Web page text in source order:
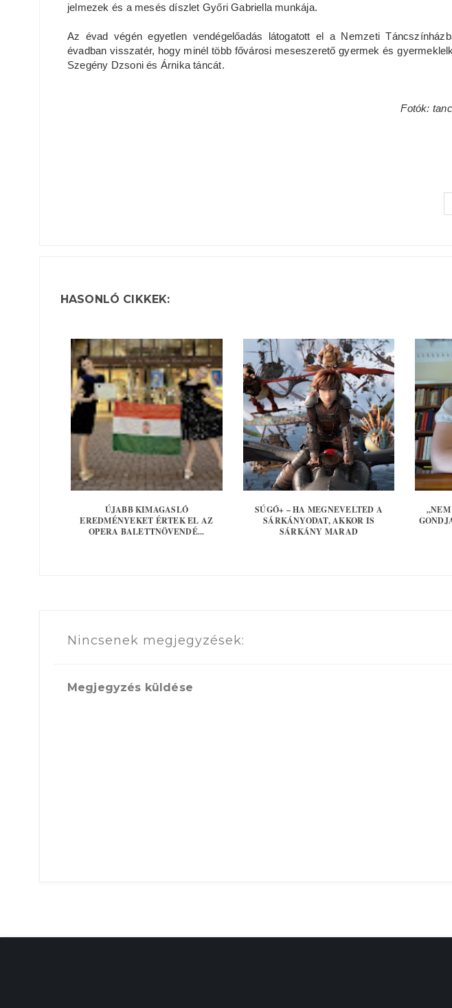
jelmezek és a mesés díszlet Győri Gabriella munkája.
Az évad végén egyetlen vendégelőadás látogatott el a Nemzeti
évadban visszatér, hogy minél több fővárosi meseszerető gyermek és
Szegény Dzsoni és Árnika táncát.
Fotók:
HASONLÓ CIKKEK:
ÚJABB KIMAGASLÓ
EREDMÉNYEKET ÉRTEK EL AZ
OPERA BALETTNÖVENDÉ...
SÚGÓ+ – HA MEGNEVELTED A
SÁRKÁNYODAT, AKKOR IS
SÁRKÁNY MARAD
Nincsenek megjegyzések:
Megjegyzés küldése